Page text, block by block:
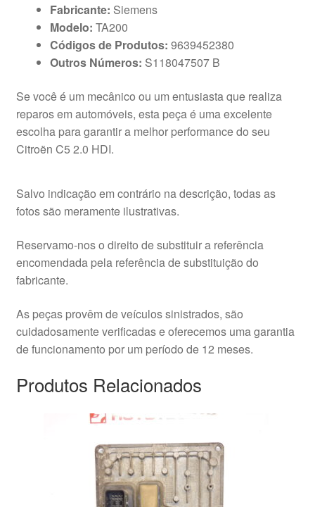
Fabricante: Siemens
Modelo: TA200
Códigos de Produtos: 9639452380
Outros Números: S118047507 B
Se você é um mecânico ou um entusiasta que realiza
reparos em automóveis, esta peça é uma excelente
escolha para garantir a melhor performance do seu
Citroën C5 2.0 HDI.
Salvo indicação em contrário na descrição, todas as
fotos são meramente ilustrativas.
Reservamo-nos o direito de substituir a referência
encomendada pela referência de substituição do
fabricante.
As peças provêm de veículos sinistrados, são
cuidadosamente verificadas e oferecemos uma garantia
de funcionamento por um período de 12 meses.
Produtos Relacionados